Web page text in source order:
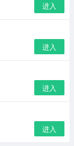
升自己的射击水
进入
进入
进入
进入